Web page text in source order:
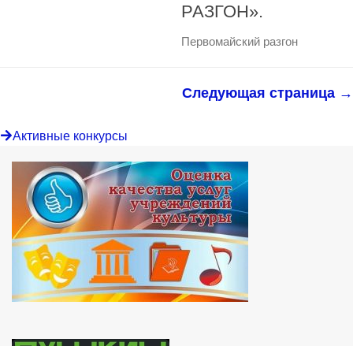
РАЗГОН».
Первомайский разгон
Следующая страница →
Активные конкурсы